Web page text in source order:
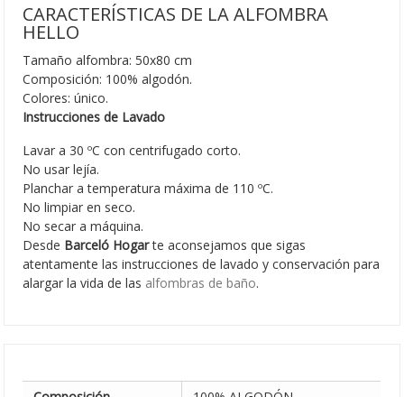
CARACTERÍSTICAS DE LA ALFOMBRA
HELLO
Tamaño alfombra: 50x80 cm
Composición: 100% algodón.
Colores: único.
Instrucciones de Lavado
Lavar a 30 ºC con centrifugado corto.
No usar lejía.
Planchar a temperatura máxima de 110 ºC.
No limpiar en seco.
No secar a máquina.
Desde Barceló Hogarte aconsejamos que sigas
atentamente las instrucciones de lavado y conservación para
alargar la vida de las alfombras de baño.